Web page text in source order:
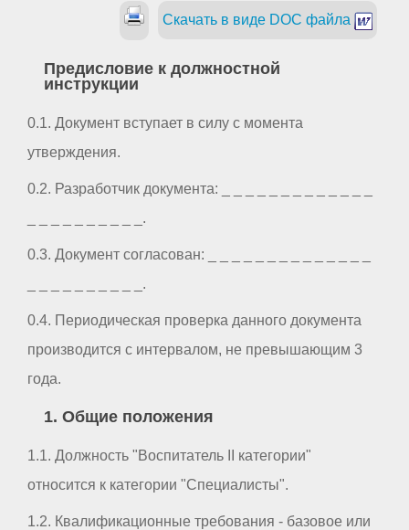
Скачать в виде DOC файла
Предисловие к должностной
инструкции
0.1. Документ вступает в силу с момента
утверждения.
0.2. Разработчик документа: _ _ _ _ _ _ _ _ _ _ _ _ _
_ _ _ _ _ _ _ _ _ _.
0.3. Документ согласован: _ _ _ _ _ _ _ _ _ _ _ _ _ _
_ _ _ _ _ _ _ _ _ _.
0.4. Периодическая проверка данного документа
производится с интервалом, не превышающим 3
года.
1. Общие положения
1.1. Должность "Воспитатель II категории"
относится к категории "Специалисты".
1.2. Квалификационные требования - базовое или